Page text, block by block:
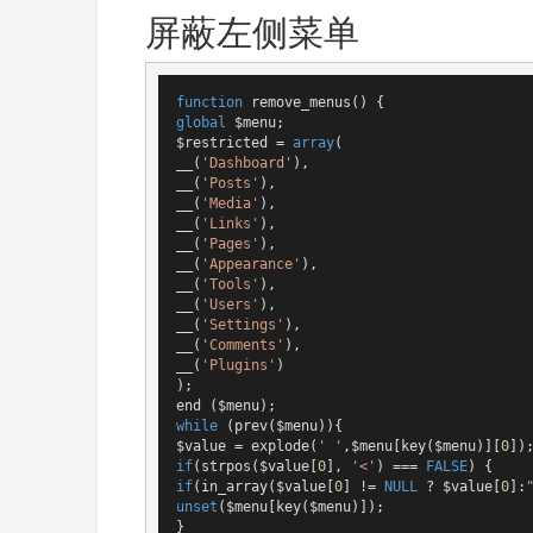
屏蔽左侧菜单
function remove_menus ()
global
$menu;
$restricted = array(
__( 'Dashboard' ),
__( 'Posts' ),
__( 'Media' ),
__( 'Links' ),
__( 'Pages' ),
__( 'Appearance' ),
__( 'Tools' ),
__( 'Users' ),
__( 'Settings' ),
__( 'Comments' ),
__( 'Plugins' )
);
while (prev($menu)){
$value = explode( ' ' ,$menu[key($menu)][0
if(strpos($value[0], '<' ) === FALSE
if(in_array($value[0] != NULL ? $value[0]:
unset ($menu[key($menu)]);
}